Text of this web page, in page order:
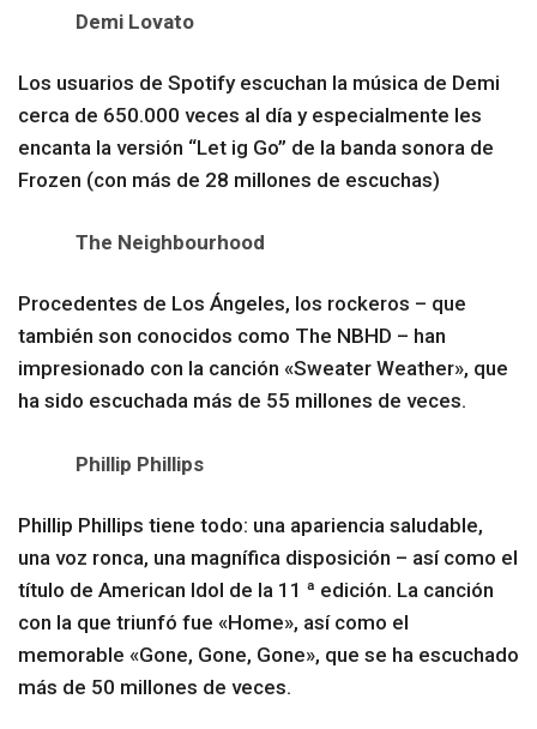
Demi Lovato
Los usuarios de Spotify escuchan la música de Demi
cerca de 650.000 veces al día y especialmente les
encanta la versión “Let ig Go” de la banda sonora de
Frozen (con más de 28 millones de escuchas)
The Neighbourhood
Procedentes de Los Ángeles, los rockeros – que
también son conocidos como The NBHD – han
impresionado con la canción «Sweater Weather», que
ha sido escuchada más de 55 millones de veces.
Phillip Phillips
Phillip Phillips tiene todo: una apariencia saludable,
una voz ronca, una magnífica disposición – así como el
título de American Idol de la 11 ª edición. La canción
con la que triunfó fue «Home», así como el
memorable «Gone, Gone, Gone», que se ha escuchado
más de 50 millones de veces.